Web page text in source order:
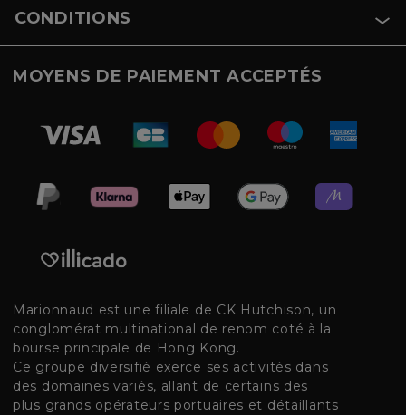
CONDITIONS
MOYENS DE PAIEMENT ACCEPTÉS
Marionnaud est une filiale de CK Hutchison, un
conglomérat multinational de renom coté à la
bourse principale de Hong Kong.
Ce groupe diversifié exerce ses activités dans
des domaines variés, allant de certains des
plus grands opérateurs portuaires et détaillants